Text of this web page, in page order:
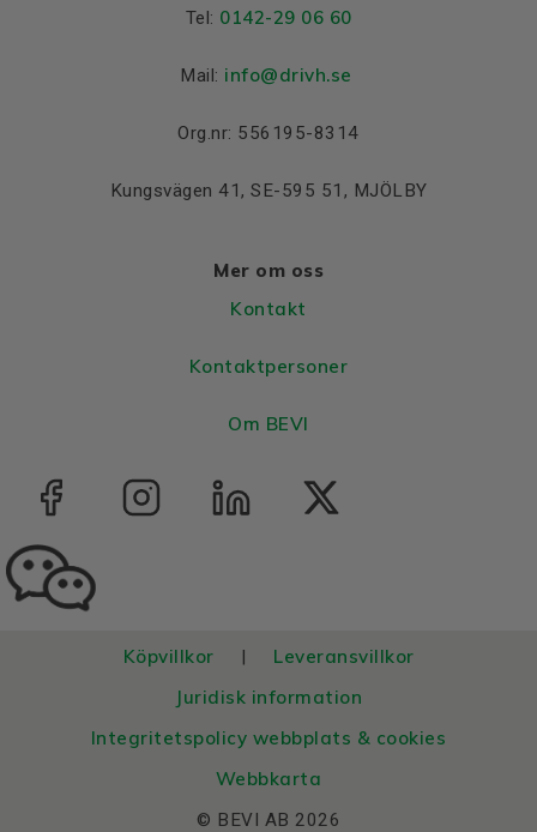
Tel: 0142-29 06 60
Mail: info@drivh.se
Org.nr: 556195-8314
Kungsvägen 41, SE-595 51, MJÖLBY
Mer om oss
Kontakt
Kontaktpersoner
Om BEVI
Köpvillkor
Leveransvillkor
Juridisk information
Integritetspolicy webbplats & cookies
Webbkarta
© BEVI AB 2026